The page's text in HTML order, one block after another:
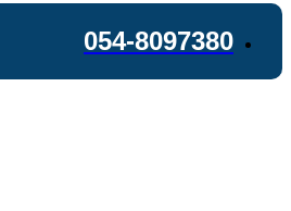
054-8097380